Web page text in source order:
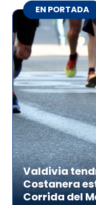
EN PORTADA
Valdivia
Costanera
Corrida del